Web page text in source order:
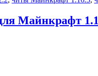
Майнкрафт